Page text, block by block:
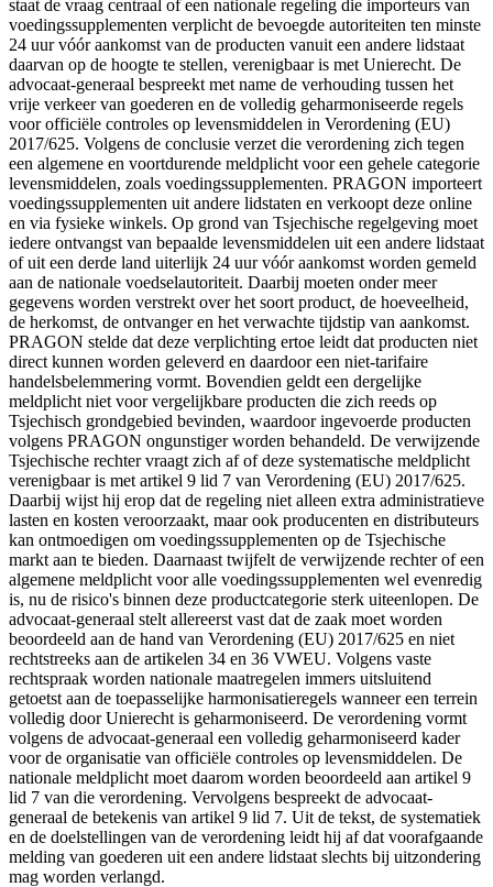
staat de vraag centraal of een nationale regeling die importeurs van
voedingssupplementen verplicht de bevoegde autoriteiten ten minste
24 uur vóór aankomst van de producten vanuit een andere lidstaat
daarvan op de hoogte te stellen, verenigbaar is met Unierecht. De
advocaat-generaal bespreekt met name de verhouding tussen het
vrije verkeer van goederen en de volledig geharmoniseerde regels
voor officiële controles op levensmiddelen in Verordening (EU)
2017/625. Volgens de conclusie verzet die verordening zich tegen
een algemene en voortdurende meldplicht voor een gehele categorie
levensmiddelen, zoals voedingssupplementen. PRAGON importeert
voedingssupplementen uit andere lidstaten en verkoopt deze online
en via fysieke winkels. Op grond van Tsjechische regelgeving moet
iedere ontvangst van bepaalde levensmiddelen uit een andere lidstaat
of uit een derde land uiterlijk 24 uur vóór aankomst worden gemeld
aan de nationale voedselautoriteit. Daarbij moeten onder meer
gegevens worden verstrekt over het soort product, de hoeveelheid,
de herkomst, de ontvanger en het verwachte tijdstip van aankomst.
PRAGON stelde dat deze verplichting ertoe leidt dat producten niet
direct kunnen worden geleverd en daardoor een niet-tarifaire
handelsbelemmering vormt. Bovendien geldt een dergelijke
meldplicht niet voor vergelijkbare producten die zich reeds op
Tsjechisch grondgebied bevinden, waardoor ingevoerde producten
volgens PRAGON ongunstiger worden behandeld. De verwijzende
Tsjechische rechter vraagt zich af of deze systematische meldplicht
verenigbaar is met artikel 9 lid 7 van Verordening (EU) 2017/625.
Daarbij wijst hij erop dat de regeling niet alleen extra administratieve
lasten en kosten veroorzaakt, maar ook producenten en distributeurs
kan ontmoedigen om voedingssupplementen op de Tsjechische
markt aan te bieden. Daarnaast twijfelt de verwijzende rechter of een
algemene meldplicht voor alle voedingssupplementen wel evenredig
is, nu de risico's binnen deze productcategorie sterk uiteenlopen. De
advocaat-generaal stelt allereerst vast dat de zaak moet worden
beoordeeld aan de hand van Verordening (EU) 2017/625 en niet
rechtstreeks aan de artikelen 34 en 36 VWEU. Volgens vaste
rechtspraak worden nationale maatregelen immers uitsluitend
getoetst aan de toepasselijke harmonisatieregels wanneer een terrein
volledig door Unierecht is geharmoniseerd. De verordening vormt
volgens de advocaat-generaal een volledig geharmoniseerd kader
voor de organisatie van officiële controles op levensmiddelen. De
nationale meldplicht moet daarom worden beoordeeld aan artikel 9
lid 7 van die verordening. Vervolgens bespreekt de advocaat-
generaal de betekenis van artikel 9 lid 7. Uit de tekst, de systematiek
en de doelstellingen van de verordening leidt hij af dat voorafgaande
melding van goederen uit een andere lidstaat slechts bij uitzondering
mag worden verlangd.